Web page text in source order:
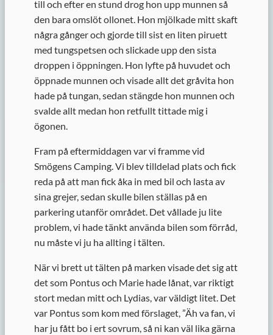
till och efter en stund drog hon upp munnen så
den bara omslöt ollonet. Hon mjölkade mitt skaft
några gånger och gjorde till sist en liten piruett
med tungspetsen och slickade upp den sista
droppen i öppningen. Hon lyfte på huvudet och
öppnade munnen och visade allt det gråvita hon
hade på tungan, sedan stängde hon munnen och
svalde allt medan hon retfullt tittade mig i
ögonen.
Fram på eftermiddagen var vi framme vid
Smögens Camping. Vi blev tilldelad plats och fick
reda på att man fick åka in med bil och lasta av
sina grejer, sedan skulle bilen ställas på en
parkering utanför området. Det vållade ju lite
problem, vi hade tänkt använda bilen som förråd,
nu måste vi ju ha allting i tälten.
När vi brett ut tälten på marken visade det sig att
det som Pontus och Marie hade lånat, var riktigt
stort medan mitt och Lydias, var väldigt litet. Det
var Pontus som kom med förslaget, ”Äh va fan, vi
har ju fått bo i ert sovrum, så ni kan väl lika gärna